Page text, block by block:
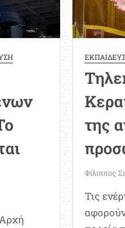
της
Φίλιππος
Τις